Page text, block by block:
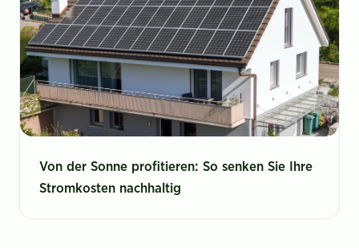
Von der Sonne profitieren: So senken Sie Ihre
Stromkosten nachhaltig